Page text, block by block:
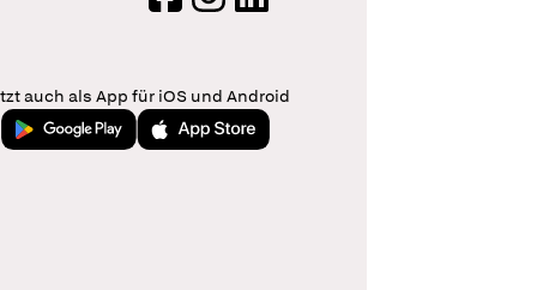
auch als App für iOS und Android
Jetzt bei Google PlayLaden im App Store